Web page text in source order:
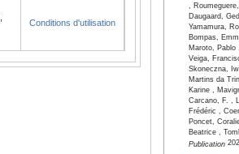
Conditions d'utilisation
,
Daugaard,
Yamamura,
Bompas,
Maroto, Pablo
Veiga,
Skoneczna,
Martins da
Karine ,
Carcano, F. ,
Frédéric ,
Poncet,
Beatrice ,
Publication